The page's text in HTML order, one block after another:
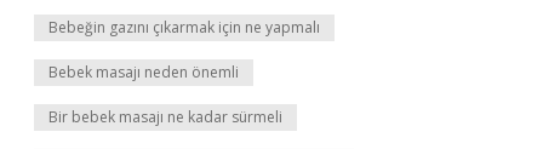
Bebeğin gazını çıkarmak için ne yapmalı
Bebek masajı neden önemli
Bir bebek masajı ne kadar sürmeli